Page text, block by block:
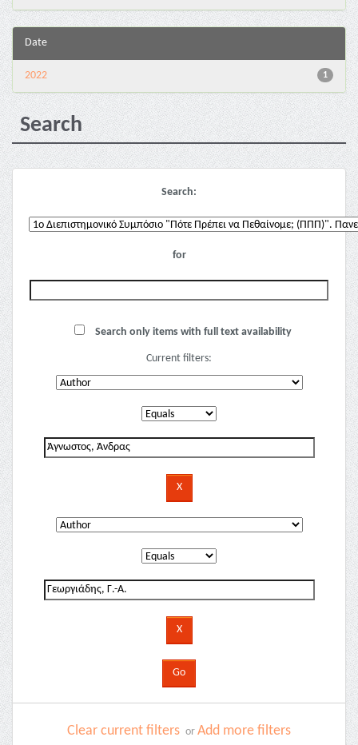
Date
1
2022
Search
Search:
for
Search only items with full text availability
Current filters:
Clear current filters or Add more filters